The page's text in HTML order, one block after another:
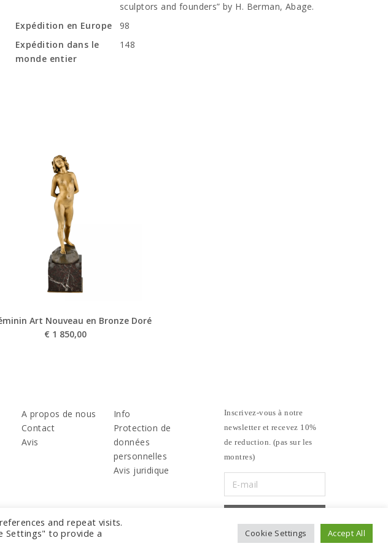
sculptors and founders” by H. Berman, Abage.
Expédition en Europe
98
Expédition dans le
monde entier
148
Art Nouveau en Bronze Doré
€ 1 850,00
A propos de nous
Contact
Avis
Info
Protection de
données
personnelles
Avis juridique
Inscrivez-vous à notre
newsletter et recevez 10%
de reduction. (pas sur les
montres)
and repeat visits.
Settings" to provide a
Cookie Settings Accept All